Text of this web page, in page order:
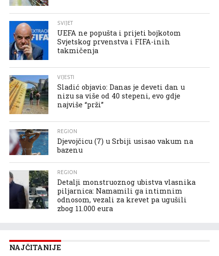
SVIJET
UEFA ne popušta i prijeti bojkotom
Svjetskog prvenstva i FIFA-inih
takmičenja
VIJESTI
Sladić objavio: Danas je deveti dan u
nizu sa više od 40 stepeni, evo gdje
najviše “prži”
REGION
Djevojčicu (7) u Srbiji usisao vakum na
bazenu
REGION
Detalji monstruoznog ubistva vlasnika
piljarnica: Namamili ga intimnim
odnosom, vezali za krevet pa ugušili
zbog 11.000 eura
NAJČITANIJE